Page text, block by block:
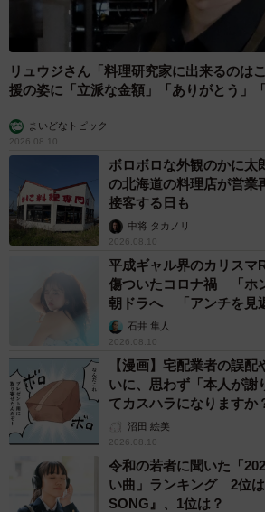
が飛び散ってしまうと、洗濯機内や部
になってしまう恐れがあるためです」
やはり乾燥しきれないため、洗濯をそ
め、ビーズが飛び散ると洗濯機がビー
まう恐れがある…とのことでした。
ーーどのようなケアが適切なのでしょ
「本体が汚れてしまった場合、表面の
けて固く絞った ふきんで拭き取り、
分 乾燥していただければと思います。
れについても週に１度、風通しの良い
◇ ◇
というわけで、どれだけ汚れてもビー
洗濯は禁止！でした。ネット上には、
をクッション中央部に突っ込む、とい
リュウジさん「料理研究家に出来るの
援の姿に「立派な金額」「ありがとう」
まいどなトピック
2026.08.10
ボロボロな外観のかに
の北海道の料理店が営
接客する日も
中将 タカノリ
2026.08.10
平成ギャル界のカリス
傷ついたコロナ禍 「ホ
朝ドラへ 「アンチを見
石井 隼人
2026.08.10
【漫画】宅配業者の誤
いに、思わず「本人が
てカスハラになります
沼田 絵美
2026.08.10
令和の若者に聞いた「
い曲」ランキング 2位
SONG』、1位は？